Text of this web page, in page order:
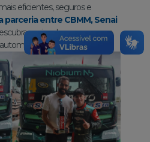
eficientes, seguros e
parceria entre CBMM, Senai
mais sobre esse marco